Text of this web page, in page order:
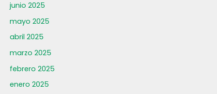
junio 2025
mayo 2025
abril 2025
marzo 2025
febrero 2025
enero 2025